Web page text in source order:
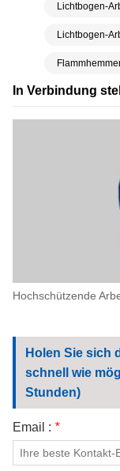
In Verbindung
Lichtbogen-
Lichtbogen-
Holen Sie sich
schnell wie
Stunden)
Email : *